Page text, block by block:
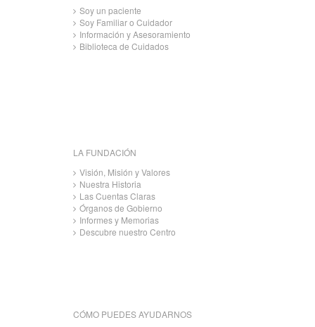
Soy un paciente
Soy Familiar o Cuidador
Información y Asesoramiento
Biblioteca de Cuidados
LA FUNDACIÓN
Visión, Misión y Valores
Nuestra Historia
Las Cuentas Claras
Órganos de Gobierno
Informes y Memorias
Descubre nuestro Centro
CÓMO PUEDES AYUDARNOS